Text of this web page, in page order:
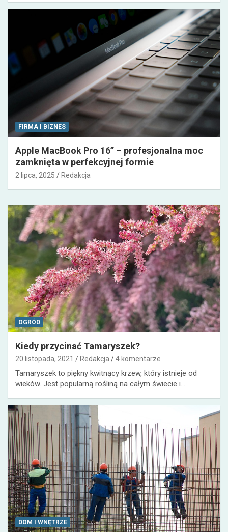
FIRMA I BIZNES
Apple MacBook Pro 16” – profesjonalna moc
zamknięta w perfekcyjnej formie
2 lipca, 2025 Redakcja
OGRÓD
Kiedy przycinać Tamaryszek?
20 listopada, 2021 Redakcja 4 komentarze
Tamaryszek to piękny kwitnący krzew, który istnieje od
wieków. Jest popularną rośliną na całym świecie i…
DOM I WNĘTRZE